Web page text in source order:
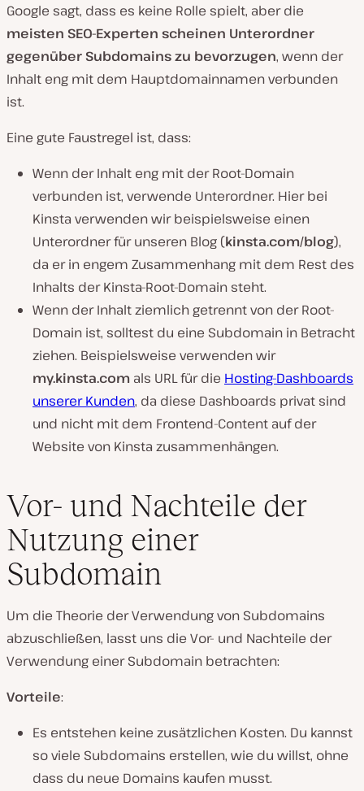
Google sagt, dass es keine Rolle spielt, aber die
meisten SEO-Experten scheinen Unterordner
gegenüber Subdomains zu bevorzugen, wenn der
Inhalt eng mit dem Hauptdomainnamen verbunden
ist.
Eine gute Faustregel ist, dass:
Wenn der Inhalt eng mit der Root-Domain
verbunden ist, verwende Unterordner. Hier bei
Kinsta verwenden wir beispielsweise einen
Unterordner für unseren Blog (kinsta.com/blog),
da er in engem Zusammenhang mit dem Rest des
Inhalts der Kinsta-Root-Domain steht.
Wenn der Inhalt ziemlich getrennt von der Root-
Domain ist, solltest du eine Subdomain in Betracht
ziehen. Beispielsweise verwenden wir
my.kinsta.com als URL für die Hosting-Dashboards
unserer Kunden, da diese Dashboards privat sind
und nicht mit dem Frontend-Content auf der
Website von Kinsta zusammenhängen.
Vor- und Nachteile der
Nutzung einer
Subdomain
Um die Theorie der Verwendung von Subdomains
abzuschließen, lasst uns die Vor- und Nachteile der
Verwendung einer Subdomain betrachten:
Vorteile:
Es entstehen keine zusätzlichen Kosten. Du kannst
so viele Subdomains erstellen, wie du willst, ohne
dass du neue Domains kaufen musst.